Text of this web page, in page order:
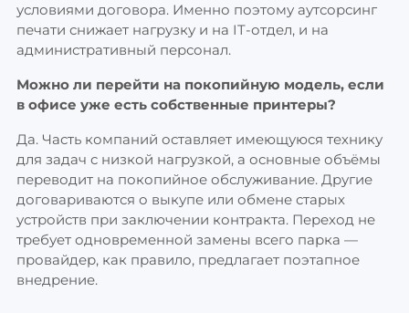
условиями договора. Именно поэтому аутсорсинг
печати снижает нагрузку и на IT-отдел, и на
административный персонал.
Можно ли перейти на покопийную модель, если
в офисе уже есть собственные принтеры?
Да. Часть компаний оставляет имеющуюся технику
для задач с низкой нагрузкой, а основные объёмы
переводит на покопийное обслуживание. Другие
договариваются о выкупе или обмене старых
устройств при заключении контракта. Переход не
требует одновременной замены всего парка —
провайдер, как правило, предлагает поэтапное
внедрение.